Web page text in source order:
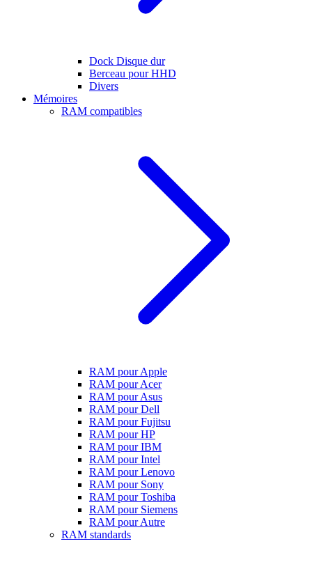
Dock Disque dur
Berceau pour HHD
Divers
Mémoires
RAM compatibles
RAM pour Apple
RAM pour Acer
RAM pour Asus
RAM pour Dell
RAM pour Fujitsu
RAM pour HP
RAM pour IBM
RAM pour Intel
RAM pour Lenovo
RAM pour Sony
RAM pour Toshiba
RAM pour Siemens
RAM pour Autre
RAM standards